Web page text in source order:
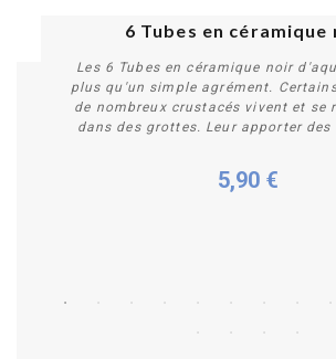
6 Tubes en céramique
Les 6 Tubes en céramique noir
plus qu'un simple agrément.
de nombreux crustacés vivent et se
dans des grottes. Leur apporter des
5,90 €